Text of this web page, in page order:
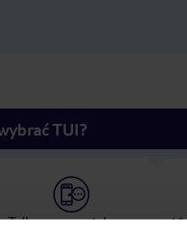
TUI?
Tylko u nas opieka na